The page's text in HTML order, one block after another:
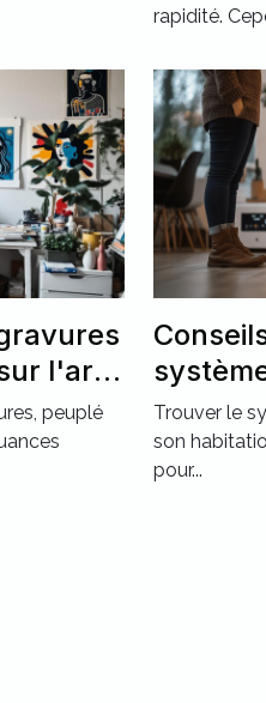
rapidité.
l'art
peuplé
pour
Trouver le
son
pour...